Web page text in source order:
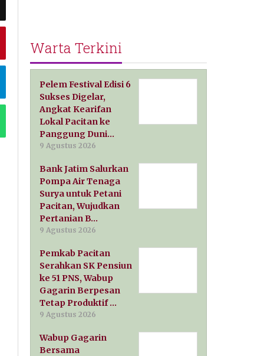
Warta Terkini
Pelem Festival Edisi 6
Sukses Digelar,
Angkat Kearifan
Lokal Pacitan ke
Panggung Duni…
9 Agustus 2026
Bank Jatim Salurkan
Pompa Air Tenaga
Surya untuk Petani
Pacitan, Wujudkan
Pertanian B…
9 Agustus 2026
Pemkab Pacitan
Serahkan SK Pensiun
ke 51 PNS, Wabup
Gagarin Berpesan
Tetap Produktif …
9 Agustus 2026
Wabup Gagarin
Bersama